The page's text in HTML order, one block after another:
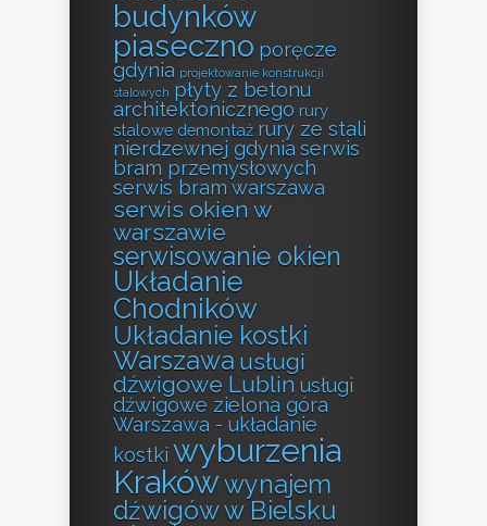
budynków
piaseczno poręcze
gdynia projektowanie konstrukcji
stalowych płyty z betonu
architektonicznego rury
stalowe demontaż rury ze stali
nierdzewnej gdynia serwis
bram przemysłowych
serwis bram warszawa
serwis okien w
warszawie
serwisowanie okien
Układanie
Chodników
Układanie kostki
Warszawa usługi
dźwigowe Lublin usługi
dźwigowe zielona góra
Warszawa - układanie
kostki wyburzenia
Krakówwynajem
dźwigów w Bielsku